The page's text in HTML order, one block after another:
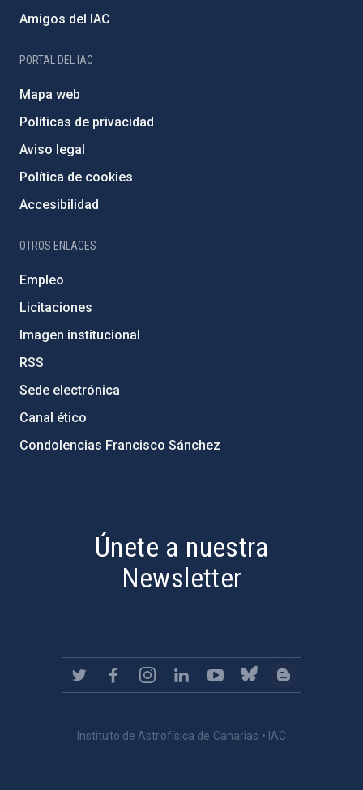
Amigos del IAC
PORTAL DEL IAC
Mapa web
Políticas de privacidad
Aviso legal
Política de cookies
Accesibilidad
OTROS ENLACES
Empleo
Licitaciones
Imagen institucional
RSS
Sede electrónica
Canal ético
Condolencias Francisco Sánchez
Únete a nuestra
Newsletter
Instituto de Astrofísica de Canarias • IAC